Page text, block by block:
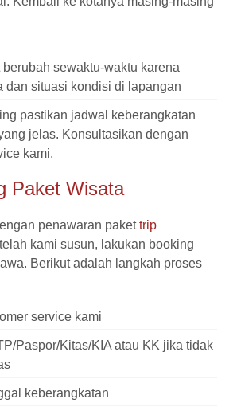
sewaktu-waktu karena
dan situasi kondisi di lapangan
pastikan jadwal keberangkatan
jelas. Konsultasikan dengan
kami.
Paket Wisata
penawaran pakettrip
kami susun, lakukan booking
Berikut adalah langkah proses
service kami
Paspor/Kitas/KIA atau KK jika tidak
keberangkatan